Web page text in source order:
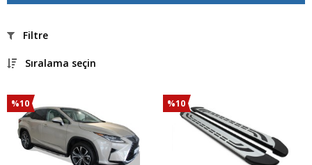
Filtre
Sıralama seçin
%10 %10